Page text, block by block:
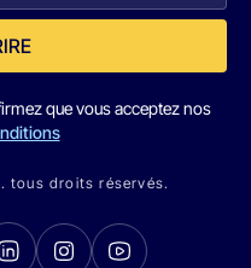
que vous acceptez nos
tous droits réservés.